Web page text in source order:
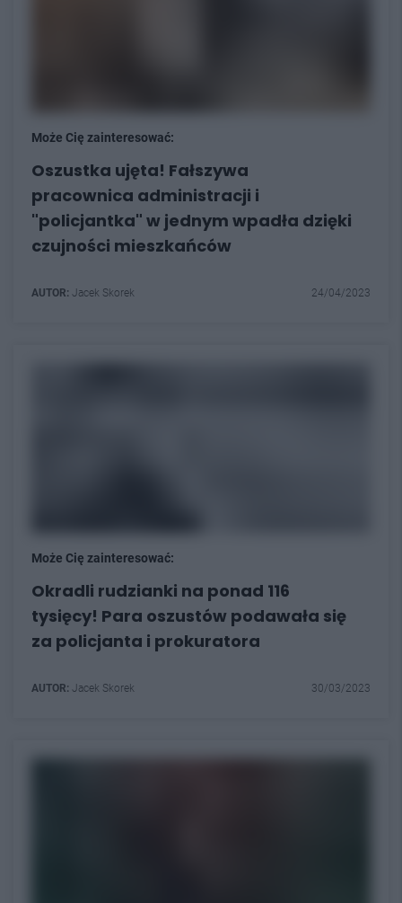
Może Cię zainteresować:
Oszustka ujęta! Fałszywa
pracownica administracji i
"policjantka" w jednym wpadła dzięki
czujności mieszkańców
AUTOR: Jacek Skorek 24/04/2023
Może Cię zainteresować:
Okradli rudzianki na ponad 116
tysięcy! Para oszustów podawała się
za policjanta i prokuratora
AUTOR: Jacek Skorek 30/03/2023